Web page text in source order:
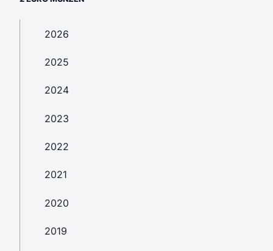
2026
2025
2024
2023
2022
2021
2020
2019